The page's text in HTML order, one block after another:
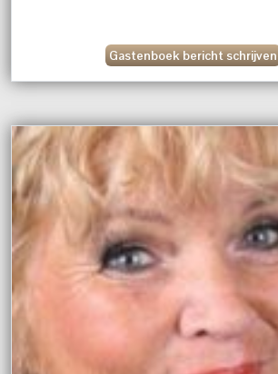
Gastenboek bericht schrijven